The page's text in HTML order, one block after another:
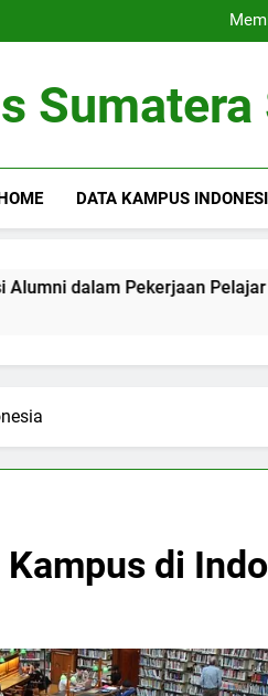
Sumatera
DATA KAMPUS
Pekerjaan Pelajar
di